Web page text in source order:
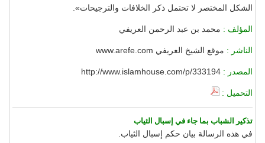
الشكل المختصر لا تحتمل ذكر الخلافات والترجيحات».
المؤلف : محمد بن عبد الرحمن العريفي
الناشر : موقع الشيخ العريفي www.arefe.com
المصدر : http://www.islamhouse.com/p/333194
التحميل :
تذكير الشباب بما جاء في إسبال الثياب
في هذه الرسالة بيان حكم إسبال الثياب.